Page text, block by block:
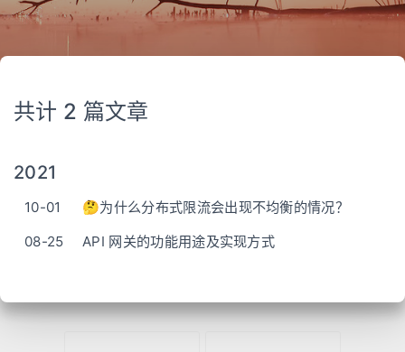
共计 2 篇文章
2021
10-01
🤔为什么分布式限流会出现不均衡的情况？
08-25
API 网关的功能用途及实现方式